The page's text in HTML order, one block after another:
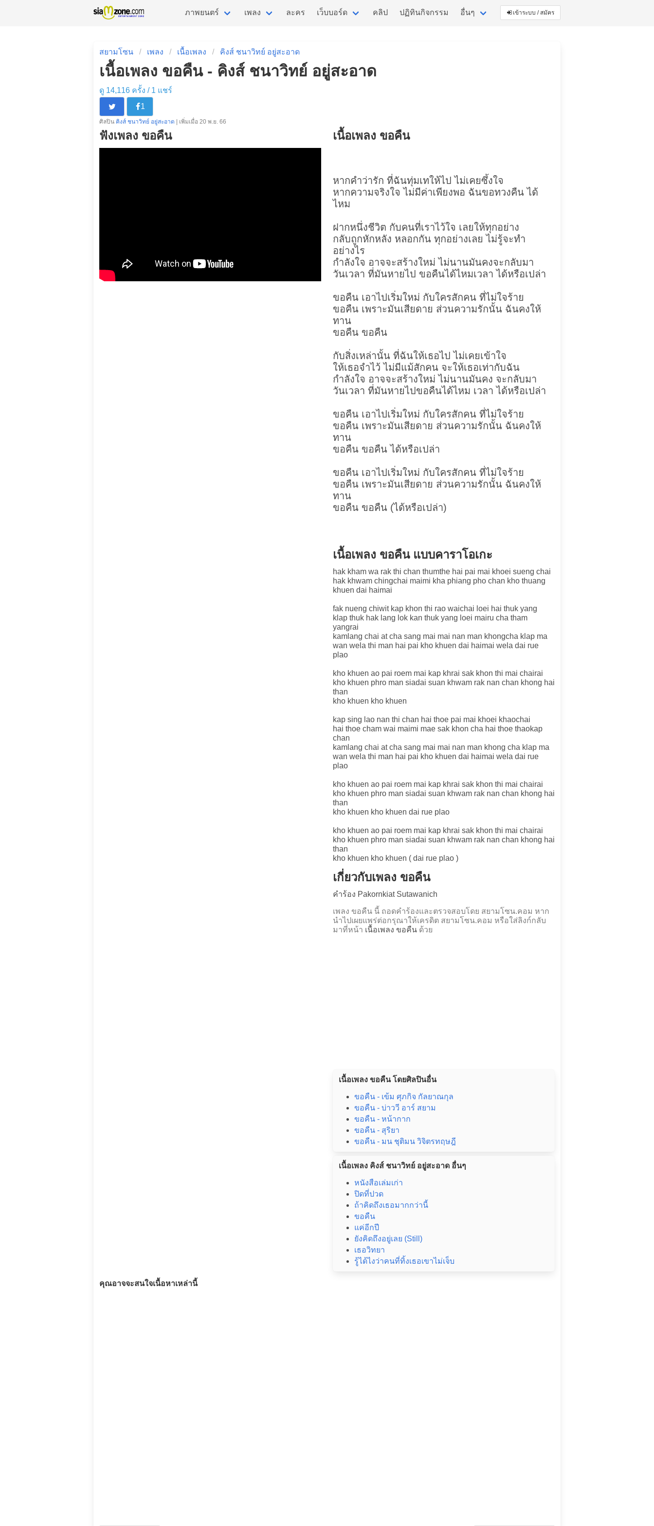
ภาพยนตร์ เพลง ละคร เว็บบอร์ด คลิป ปฏิทินกิจกรรม อื่นๆ เข้าระบบ / สมัคร
สยามโซน เพลง เนื้อเพลง คิงส์ ชนาวิทย์ อยู่สะอาด
เนื้อเพลง ขอคืน - คิงส์ ชนาวิทย์ อยู่สะอาด
ดู 14,116 ครั้ง / 1 แชร์
1
ศิลปิน คิงส์ ชนาวิทย์ อยู่สะอาด | เพิ่มเมื่อ 20 พ.ย. 66
ฟังเพลง ขอคืน เนื้อเพลง ขอคืน
หากคำว่ารัก ที่ฉันทุ่มเทให้ไป ไม่เคยซึ้งใจ
หากความจริงใจ ไม่มีค่าเพียงพอ ฉันขอทวงคืน ได้
ไหม
ฝากหนึ่งชีวิต กับคนที่เราไว้ใจ เลยให้ทุกอย่าง
กลับถูกหักหลัง หลอกกัน ทุกอย่างเลย ไม่รู้จะทำ
อย่างไร
กำลังใจ อาจจะสร้างใหม่ ไม่นานมันคงจะกลับมา
วันเวลา ที่มันหายไป ขอคืนได้ไหมเวลา ได้หรือเปล่า
ขอคืน เอาไปเริ่มใหม่ กับใครสักคน ที่ไม่ใจร้าย
ขอคืน เพราะมันเสียดาย ส่วนความรักนั้น ฉันคงให้
ทาน
ขอคืน ขอคืน
กับสิ่งเหล่านั้น ที่ฉันให้เธอไป ไม่เคยเข้าใจ
ให้เธอจำไว้ ไม่มีแม้สักคน จะให้เธอเท่ากับฉัน
กำลังใจ อาจจะสร้างใหม่ ไม่นานมันคง จะกลับมา
วันเวลา ที่มันหายไปขอคืนได้ไหม เวลา ได้หรือเปล่า
ขอคืน เอาไปเริ่มใหม่ กับใครสักคน ที่ไม่ใจร้าย
ขอคืน เพราะมันเสียดาย ส่วนความรักนั้น ฉันคงให้
ทาน
ขอคืน ขอคืน ได้หรือเปล่า
ขอคืน เอาไปเริ่มใหม่ กับใครสักคน ที่ไม่ใจร้าย
ขอคืน เพราะมันเสียดาย ส่วนความรักนั้น ฉันคงให้
ทาน
ขอคืน ขอคืน (ได้หรือเปล่า)
เนื้อเพลง ขอคืน แบบคาราโอเกะ
hak kham wa rak thi chan thumthe hai pai mai khoei sueng chai
hak khwam chingchai maimi kha phiang pho chan kho thuang
khuen dai haimai
fak nueng chiwit kap khon thi rao waichai loei hai thuk yang
klap thuk hak lang lok kan thuk yang loei mairu cha tham
yangrai
kamlang chai at cha sang mai mai nan man khongcha klap ma
wan wela thi man hai pai kho khuen dai haimai wela dai rue
plao
kho khuen ao pai roem mai kap khrai sak khon thi mai chairai
kho khuen phro man siadai suan khwam rak nan chan khong hai
than
kho khuen kho khuen
kap sing lao nan thi chan hai thoe pai mai khoei khaochai
hai thoe cham wai maimi mae sak khon cha hai thoe thaokap
chan
kamlang chai at cha sang mai mai nan man khong cha klap ma
wan wela thi man hai pai kho khuen dai haimai wela dai rue
plao
kho khuen ao pai roem mai kap khrai sak khon thi mai chairai
kho khuen phro man siadai suan khwam rak nan chan khong hai
than
kho khuen kho khuen dai rue plao
kho khuen ao pai roem mai kap khrai sak khon thi mai chairai
kho khuen phro man siadai suan khwam rak nan chan khong hai
than
kho khuen kho khuen ( dai rue plao )
เกี่ยวกับเพลง ขอคืน
คำร้อง Pakornkiat Sutawanich
เพลง ขอคืน นี้ ถอดคำร้องและตรวจสอบโดย สยามโซน.คอม หาก
นำไปเผยแพร่ต่อกรุณาให้เครดิต สยามโซน.คอม หรือใส่ลิงก์กลับ
มาที่หน้า เนื้อเพลง ขอคืน ด้วย
เนื้อเพลง ขอคืน โดยศิลปินอื่น
ขอคืน - เข้ม ศุภกิจ กัลยาณกุล
ขอคืน - บ่าววี อาร์ สยาม
ขอคืน - หน้ากาก
ขอคืน - สุริยา
ขอคืน - มน ชุติมน วิจิตรทฤษฎี
เนื้อเพลง คิงส์ ชนาวิทย์ อยู่สะอาด อื่นๆ
หนังสือเล่มเก่า
ปิดที่ปวด
ถ้าคิดถึงเธอมากกว่านี้
ขอคืน
แค่อีกปี
ยังคิดถึงอยู่เลย (Still)
เธอวิทยา
รู้ได้ไงว่าคนที่ทิ้งเธอเขาไม่เจ็บ
คุณอาจจะสนใจเนื้อหาเหล่านี้